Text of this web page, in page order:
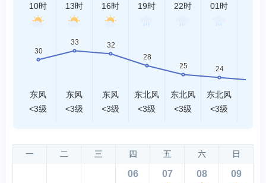
10时
东风
<3级
13时
东风
<3级
16时
东风
<3级
19时
东北风
<3级
22时
东北风
<3级
01时
东北风
<3级
一 二 三 四 五 六 日
06 07 08 09